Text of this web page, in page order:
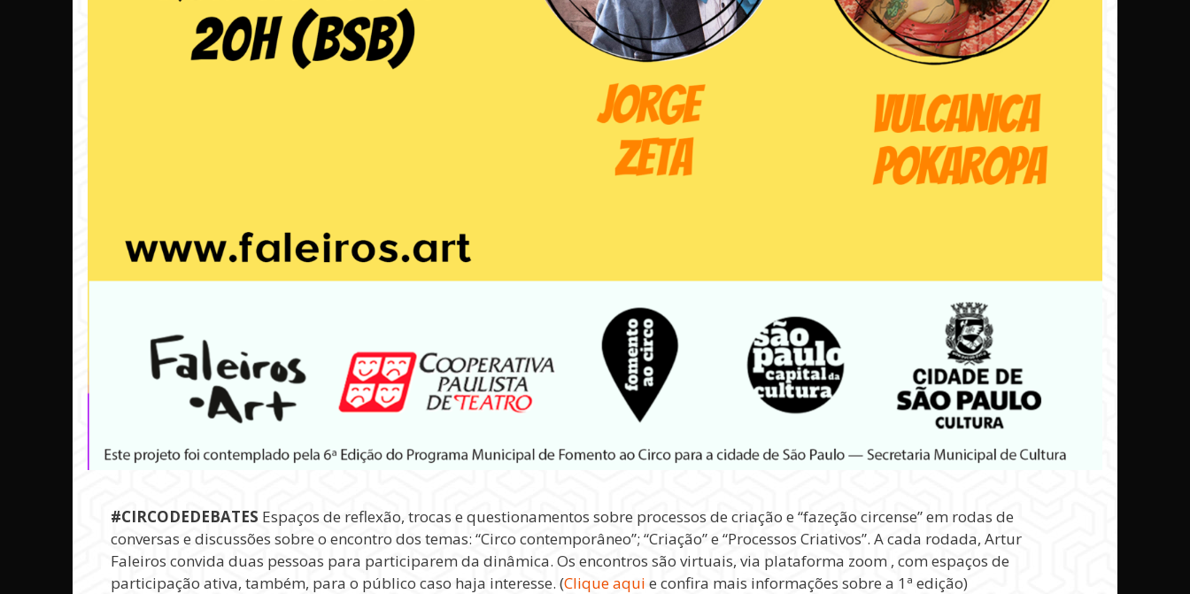
#CIRCODEDEBATES Espaços de reflexão, trocas e questionamentos sobre processos de criação e “fazeção circense” em rodas de
conversas e discussões sobre o encontro dos temas: “Circo contemporâneo”; “Criação” e “Processos Criativos”. A cada rodada, Artur
Faleiros convida duas pessoas para participarem da dinâmica. Os encontros são virtuais, via plataforma zoom , com espaços de
participação ativa, também, para o público caso haja interesse. (Clique aqui e confira mais informações sobre a 1ª edição)